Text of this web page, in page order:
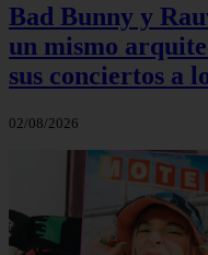
Bad Bunny y
un mismo
sus conciertos a
02/08/2026